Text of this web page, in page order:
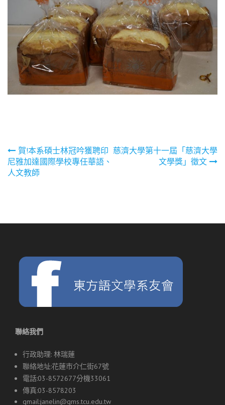
文
章
覽
賀!本系碩士林冠吟獲聘印
尼雅加達國際學校專任華語、
人文教師
慈濟大學第十一屆「慈濟大學
文學獎」徵文
聯絡我們
行政助理: 林瑞蓮
聯絡地址:花蓮市介仁街67號
電話:03-8572677分機33061
傳真:03-8578203
gmail:janelin@gms.tcu.edu.tw